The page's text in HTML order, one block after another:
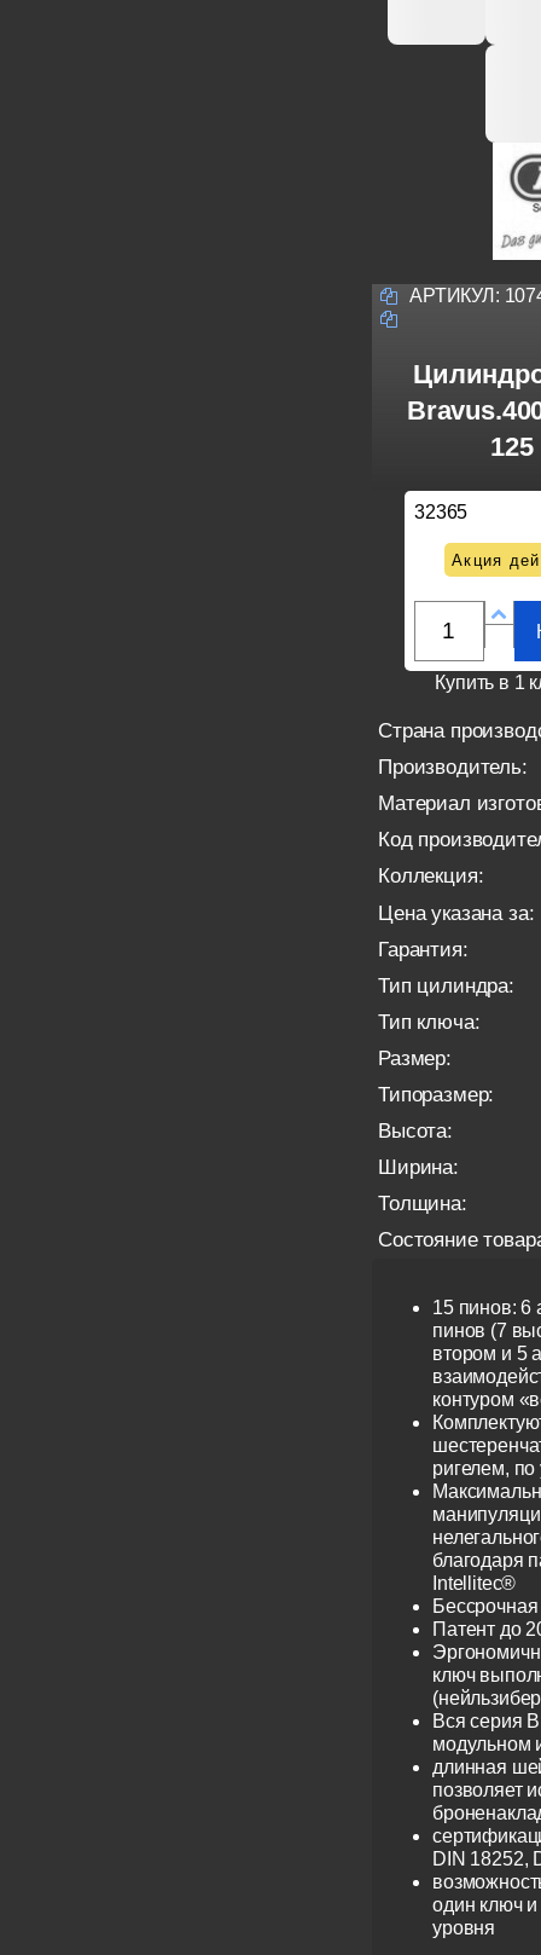
АРТИКУЛ:
32365
Акция
Купить в 1
Страна
Производитель:
Материал
Код
Коллекция:
Цена указана за:
Гарантия:
Тип цилиндра:
Тип ключа:
Размер:
Типоразмер:
Высота:
Ширина:
Толщина:
Состояние
15 пинов: 6
пинов (7
втором и 5
контуром
ригелем,
благодаря
Intellitec®
Патент до
ключ
Вся серия
модульном
длинная
позволяет
DIN 18252,
один ключ и
уровня